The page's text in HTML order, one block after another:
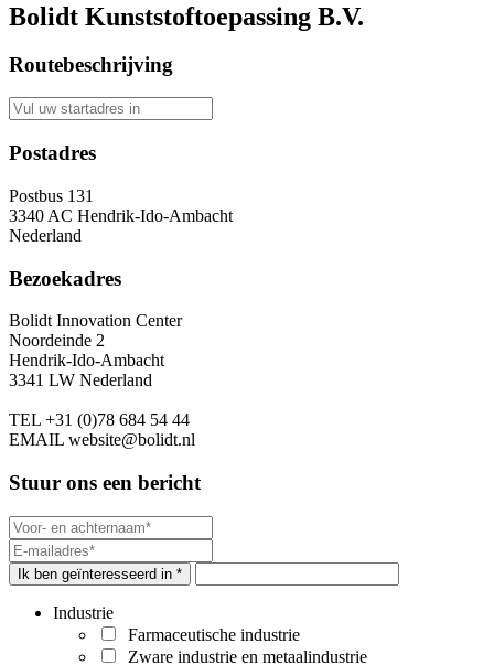
Bolidt Kunststoftoepassing B.V.
Routebeschrijving
Postadres
Postbus 131
3340 AC Hendrik-Ido-Ambacht
Nederland
Bezoekadres
Bolidt Innovation Center
Noordeinde 2
Hendrik-Ido-Ambacht
3341 LW Nederland
TEL +31 (0)78 684 54 44
EMAIL website@bolidt.nl
Stuur ons een bericht
Ik ben geïnteresseerd in *
Industrie
Farmaceutische industrie
Zware industrie en metaalindustrie